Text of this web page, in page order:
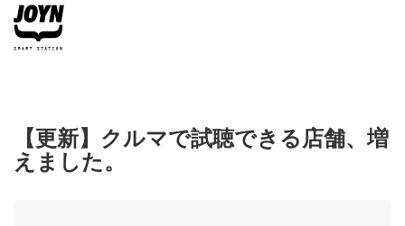
【更新】クルマで試聴できる店舗、増
えました。